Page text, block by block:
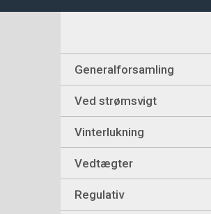
Generalforsamling
Ved strømsvigt
Vinterlukning
Vedtægter
Regulativ